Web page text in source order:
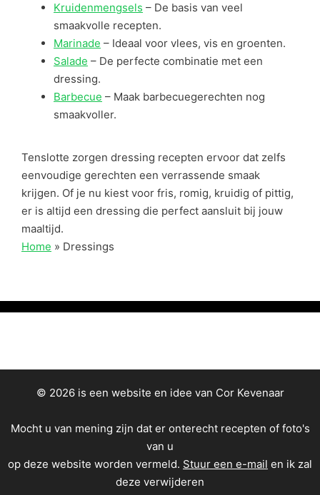
Kruidenmengsels – De basis van veel
smaakvolle recepten.
Marinade – Ideaal voor vlees, vis en groenten.
Salade – De perfecte combinatie met een
dressing.
Barbecue – Maak barbecuegerechten nog
smaakvoller.
Tenslotte zorgen dressing recepten ervoor dat zelfs
eenvoudige gerechten een verrassende smaak
krijgen. Of je nu kiest voor fris, romig, kruidig of pittig,
er is altijd een dressing die perfect aansluit bij jouw
maaltijd.
Home » Dressings
© 2026 is een website en idee van Cor Kevenaar
Mocht u van mening zijn dat er onterecht recepten of foto's
van u
op deze website worden vermeld. Stuur een e-mail en ik zal
deze verwijderen